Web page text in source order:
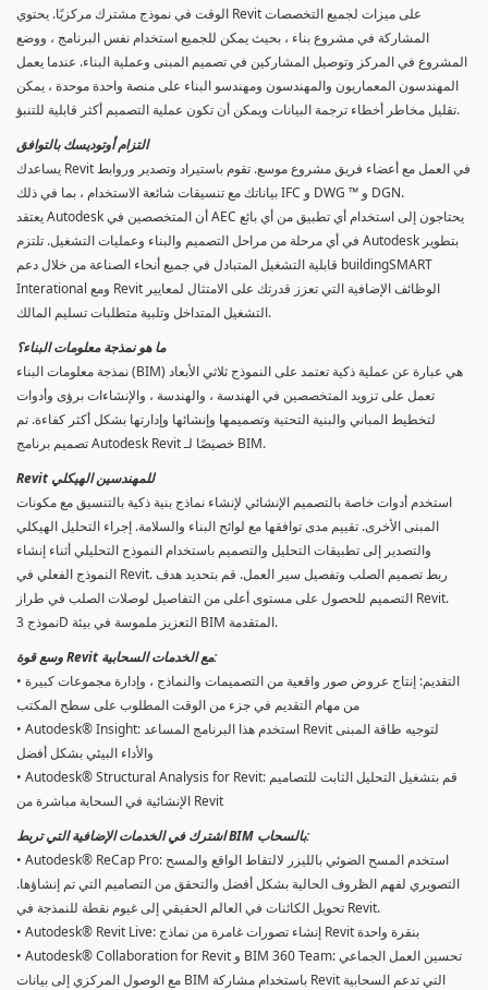
الوقت في نموذج مشترك مركزيًا. يحتوي Revit على ميزات لجميع التخصصات
المشاركة في مشروع بناء ، بحيث يمكن للجميع استخدام نفس البرنامج ، ووضع
المشروع في المركز وتوصيل المشاركين في تصميم المبنى وعملية البناء. عندما يعمل
المهندسون المعماريون والمهندسون ومهندسو البناء على منصة واحدة موحدة ، يمكن
تقليل مخاطر أخطاء ترجمة البيانات ويمكن أن تكون عملية التصميم أكثر قابلية للتنبؤ.
التزام أوتوديسك بالتوافق
يساعدك Revit في العمل مع أعضاء فريق مشروع موسع. تقوم باستيراد وتصدير وروابط
بياناتك مع تنسيقات شائعة الاستخدام ، بما في ذلك IFC و DWG ™ و DGN.
يعتقد Autodesk أن المتخصصين في AEC يحتاجون إلى استخدام أي تطبيق من أي بائع
في أي مرحلة من مراحل التصميم والبناء وعمليات التشغيل. تلتزم Autodesk بتطوير
قابلية التشغيل المتبادل في جميع أنحاء الصناعة من خلال دعم buildingSMART
Interational ومع Revit الوظائف الإضافية التي تعزز قدرتك على الامتثال لمعايير
التشغيل المتداخل وتلبية متطلبات تسليم المالك.
ما هو نمذجة معلومات البناء؟
نمذجة معلومات البناء (BIM) هي عبارة عن عملية ذكية تعتمد على النموذج ثلاثي الأبعاد
تعمل على تزويد المتخصصين في الهندسة ، والهندسة ، والإنشاءات برؤى وأدوات
لتخطيط المباني والبنية التحتية وتصميمها وإنشائها وإدارتها بشكل أكثر كفاءة. تم
تصميم برنامج Autodesk Revit خصيصًا لـ BIM.
Revit للمهندسين الهيكلي
استخدم أدوات خاصة بالتصميم الإنشائي لإنشاء نماذج بنية ذكية بالتنسيق مع مكونات
المبنى الأخرى. تقييم مدى توافقها مع لوائح البناء والسلامة. إجراء التحليل الهيكلي
والتصدير إلى تطبيقات التحليل والتصميم باستخدام النموذج التحليلي أثناء إنشاء
النموذج الفعلي في Revit. ربط تصميم الصلب وتفصيل سير العمل. قم بتحديد هدف
التصميم للحصول على مستوى أعلى من التفاصيل لوصلات الصلب في طراز Revit.
نموذج 3D التعزيز ملموسة في بيئة BIM المتقدمة.
وسع قوة Revit مع الخدمات السحابية:
• التقديم: إنتاج عروض صور واقعية من التصميمات والنماذج ، وإدارة مجموعات كبيرة
من مهام التقديم في جزء من الوقت المطلوب على سطح المكتب
• Autodesk® Insight: استخدم هذا البرنامج المساعد Revit لتوجيه طاقة المبنى
والأداء البيئي بشكل أفضل
• Autodesk® Structural Analysis for Revit: قم بتشغيل التحليل الثابت للتصاميم
الإنشائية في السحابة مباشرة من Revit
اشترك في الخدمات الإضافية التي تربط BIM بالسحاب:
• Autodesk® ReCap Pro: استخدم المسح الضوئي بالليزر لالتقاط الواقع والمسح
التصويري لفهم الظروف الحالية بشكل أفضل والتحقق من التصاميم التي تم إنشاؤها.
تحويل الكائنات في العالم الحقيقي إلى غيوم نقطة للنمذجة في Revit.
• Autodesk® Revit Live: إنشاء تصورات غامرة من نماذج Revit بنقرة واحدة
• Autodesk® Collaboration for Revit و BIM 360 Team: تحسين العمل الجماعي
مع الوصول المركزي إلى بيانات BIM باستخدام مشاركة Revit التي تدعم السحابية